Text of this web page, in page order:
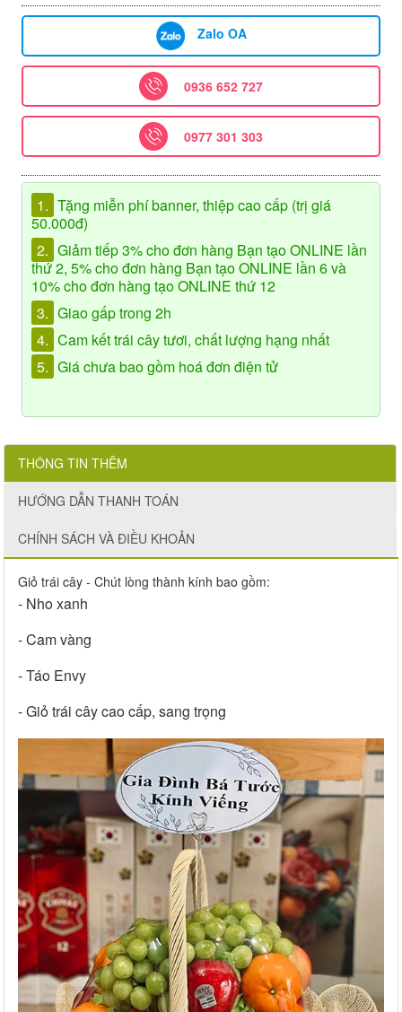
Zalo OA
0936 652 727
0977 301 303
1. Tặng miễn phí banner, thiệp cao cấp (trị giá
50.000đ)
2. Giảm tiếp 3% cho đơn hàng Bạn tạo ONLINE lần
thứ 2, 5% cho đơn hàng Bạn tạo ONLINE lần 6 và
10% cho đơn hàng tạo ONLINE thứ 12
3. Giao gấp trong 2h
4. Cam kết trái cây tươi, chất lượng hạng nhất
5. Giá chưa bao gồm hoá đơn điện tử
THÔNG TIN THÊM
HƯỚNG DẪN THANH TOÁN
CHÍNH SÁCH VÀ ĐIỀU KHOẢN
Giỏ trái cây - Chút lòng thành kính bao gồm:
- Nho xanh
- Cam vàng
- Táo Envy
- Giỏ trái cây cao cấp, sang trọng